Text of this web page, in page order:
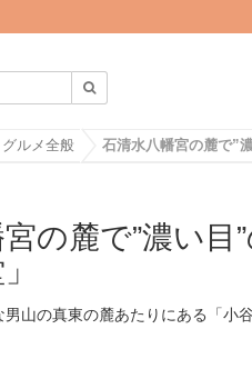
ルメ全般
の麓で”濃い目
山の真東の麓あたりにある「小